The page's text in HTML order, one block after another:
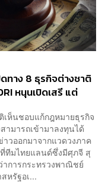
ทาง 8 ธุรกิจต่างชาติ
หนุนเปิดเสรี แต่
ห็นชอบแก้กฎหมายธุรกิจ
ามารถเข้ามาลงทุนได้
วออกมาจากแวดวงภาค
ทีมไทยแลนด์ซึ่งมีศุภจี สุ
การกระทรวงพาณิชย์
หรัฐอเ...